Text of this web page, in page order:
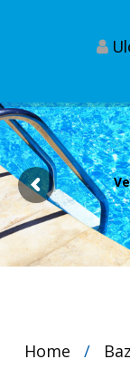
Home /